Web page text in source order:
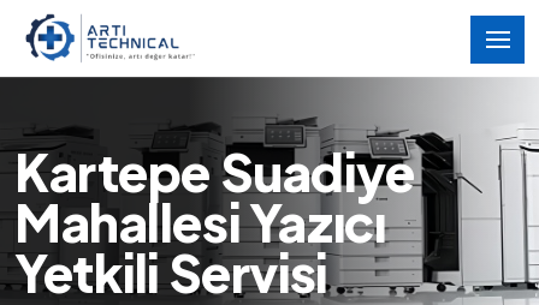
Kartepe Suadiye
Mahallesi Yazıcı
Yetkili Servisi